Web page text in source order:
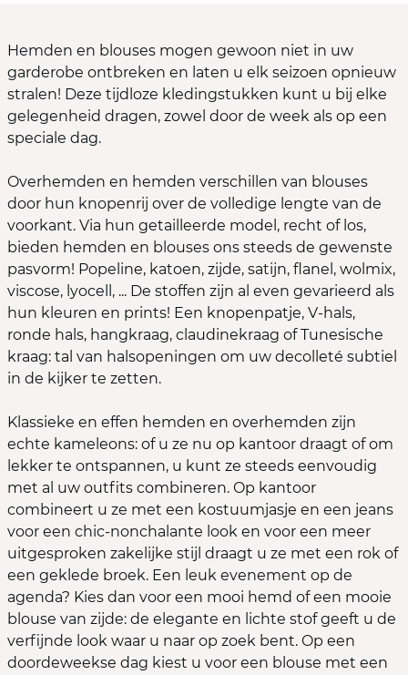
Hemden en blouses mogen gewoon niet in uw
garderobe ontbreken en laten u elk seizoen opnieuw
stralen! Deze tijdloze kledingstukken kunt u bij elke
gelegenheid dragen, zowel door de week als op een
speciale dag.
Overhemden en hemden verschillen van blouses
door hun knopenrij over de volledige lengte van de
voorkant. Via hun getailleerde model, recht of los,
bieden hemden en blouses ons steeds de gewenste
pasvorm! Popeline, katoen, zijde, satijn, flanel, wolmix,
viscose, lyocell, ... De stoffen zijn al even gevarieerd als
hun kleuren en prints! Een knopenpatje, V-hals,
ronde hals, hangkraag, claudinekraag of Tunesische
kraag: tal van halsopeningen om uw decolleté subtiel
in de kijker te zetten.
Klassieke en effen hemden en overhemden zijn
echte kameleons: of u ze nu op kantoor draagt of om
lekker te ontspannen, u kunt ze steeds eenvoudig
met al uw outfits combineren. Op kantoor
combineert u ze met een kostuumjasje en een jeans
voor een chic-nonchalante look en voor een meer
uitgesproken zakelijke stijl draagt u ze met een rok of
een geklede broek. Een leuk evenement op de
agenda? Kies dan voor een mooi hemd of een mooie
blouse van zijde: de elegante en lichte stof geeft u de
verfijnde look waar u naar op zoek bent. Op een
doordeweekse dag kiest u voor een blouse met een